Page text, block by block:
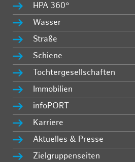
HPA 360°
Wasser
Straße
Schiene
Tochtergesellschaften
Immobilien
infoPORT
Karriere
Aktuelles & Presse
Zielgruppenseiten